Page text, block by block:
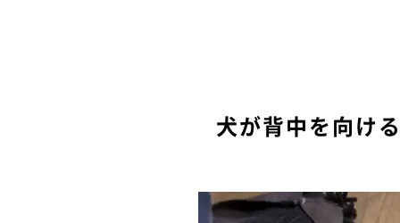
犬が背中を向け